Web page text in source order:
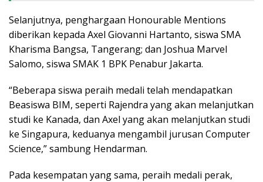
Selanjutnya, penghargaan Honourable Mentions
diberikan kepada Axel Giovanni Hartanto, siswa SMA
Kharisma Bangsa, Tangerang; dan Joshua Marvel
Salomo, siswa SMAK 1 BPK Penabur Jakarta.
“Beberapa siswa peraih medali telah mendapatkan
Beasiswa BIM, seperti Rajendra yang akan melanjutkan
studi ke Kanada, dan Axel yang akan melanjutkan studi
ke Singapura, keduanya mengambil jurusan Computer
Science,” sambung Hendarman.
Pada kesempatan yang sama, peraih medali perak,